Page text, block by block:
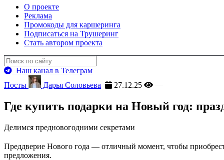
О проекте
Реклама
Промокоды для каршеринга
Подписаться на Трушеринг
Стать автором проекта
Наш канал в Телеграм
Посты
Дарья Соловьева 27.12.25 —
Где купить подарки на Новый год:
Делимся предновогодними секретами
Преддверие Нового года — отличный момент, чтобы
предложения.